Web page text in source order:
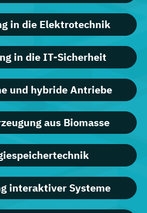
in die Elektrotechnik
in die IT-Sicherheit
und hybride Antriebe
aus Biomasse
interaktiver Systeme